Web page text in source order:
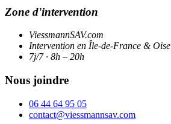
Zone d'intervention
ViessmannSAV.com
Intervention en Île-de-France & Oise
7j/7 · 8h – 20h
Nous joindre
06 44 64 95 05
contact@viessmannsav.com